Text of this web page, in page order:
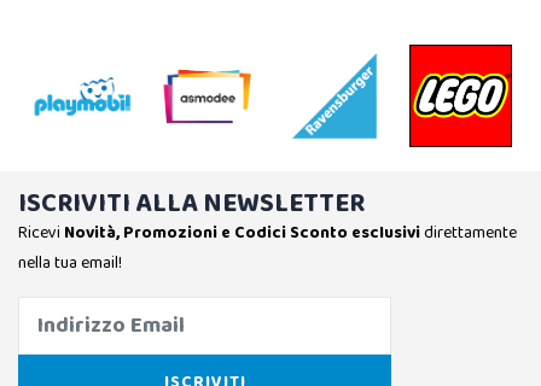
ISCRIVITI ALLA NEWSLETTER
Ricevi Novità, Promozioni e Codici Sconto esclusividirettamente
nella tua email!